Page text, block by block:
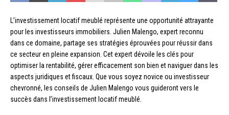
L’investissement locatif meublé représente une opportunité attrayante
pour les investisseurs immobiliers. Julien Malengo, expert reconnu
dans ce domaine, partage ses stratégies éprouvées pour réussir dans
ce secteur en pleine expansion. Cet expert dévoile les clés pour
optimiser la rentabilité, gérer efficacement son bien et naviguer dans les
aspects juridiques et fiscaux. Que vous soyez novice ou investisseur
chevronné, les conseils de Julien Malengo vous guideront vers le
succès dans l’investissement locatif meublé.